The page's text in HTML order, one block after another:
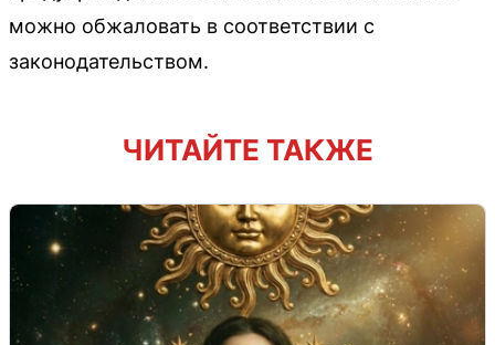
можно обжаловать в соответствии с
законодательством.
ЧИТАЙТЕ ТАКЖЕ